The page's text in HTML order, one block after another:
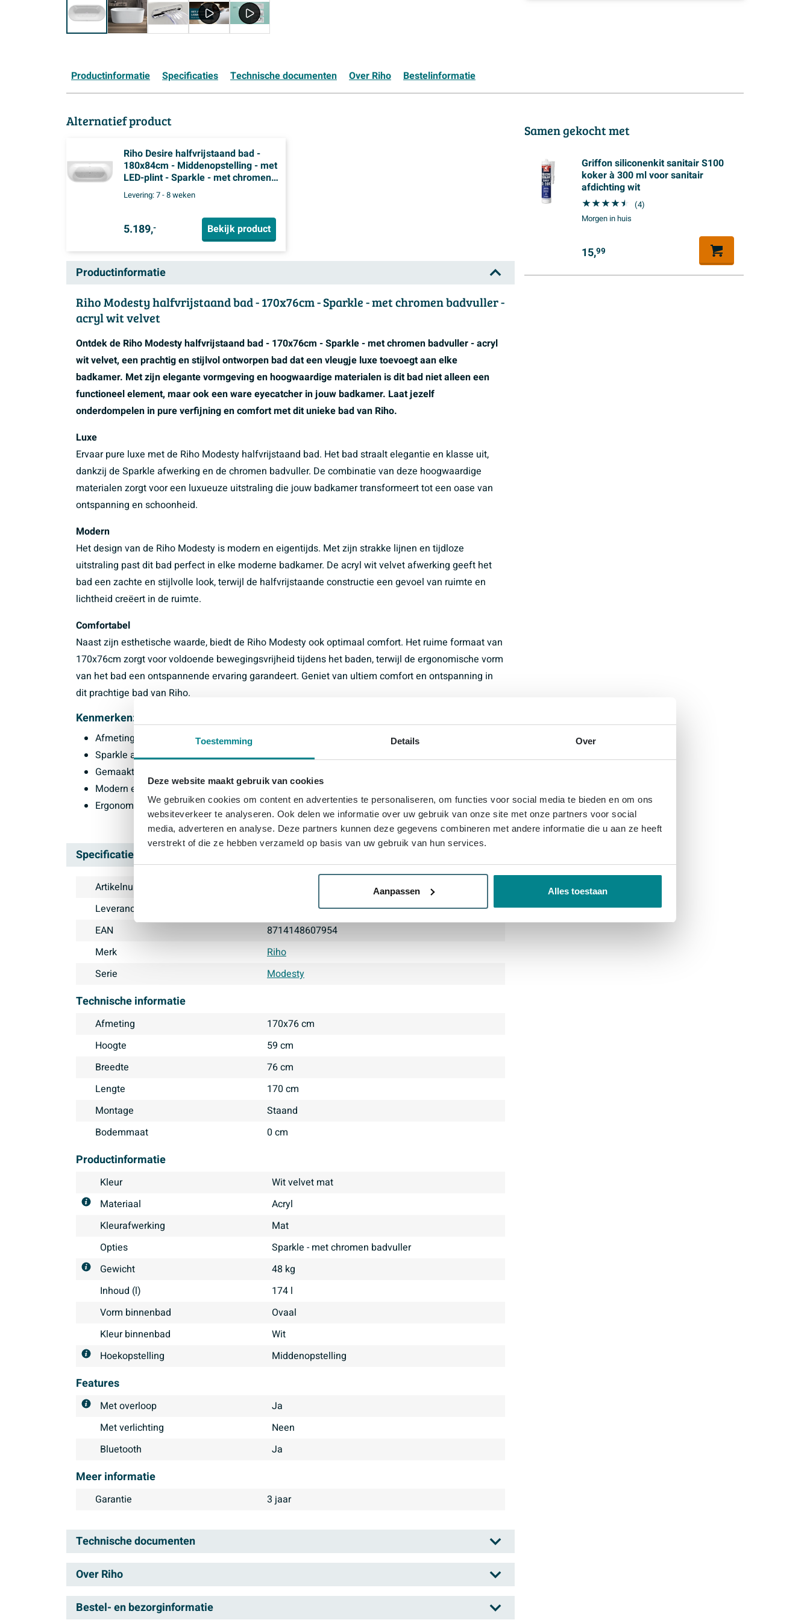
Toestemming Details Over
Deze website maakt gebruik van cookies
We gebruiken cookies om content en advertenties te personaliseren, om functies voor social media te bieden en om ons
websiteverkeer te analyseren. Ook delen we informatie over uw gebruik van onze site met onze partners voor social
media, adverteren en analyse. Deze partners kunnen deze gegevens combineren met andere informatie die u aan ze heeft
verstrekt of die ze hebben verzameld op basis van uw gebruik van hun services.
Aanpassen Alles toestaan
Productinformatie Specificaties Technische documenten Over Riho Bestelinformatie
Alternatief product
Riho Desire halfvrijstaand bad -
180x84cm - Middenopstelling - met
LED-plint - Sparkle - met chromen
badvuller - acryl wit velvet
Levering:7 - 8 weken
5.189,- Bekijk product
Productinformatie
Riho Modesty halfvrijstaand bad - 170x76cm - Sparkle - met chromen badvuller -
acryl wit velvet
Ontdek de Riho Modesty halfvrijstaand bad - 170x76cm - Sparkle - met chromen badvuller - acryl
wit velvet, een prachtig en stijlvol ontworpen bad dat een vleugje luxe toevoegt aan elke
badkamer. Met zijn elegante vormgeving en hoogwaardige materialen is dit bad niet alleen een
functioneel element, maar ook een ware eyecatcher in jouw badkamer. Laat jezelf
onderdompelen in pure verfijning en comfort met dit unieke bad van Riho.
Luxe
Ervaar pure luxe met de Riho Modesty halfvrijstaand bad. Het bad straalt elegantie en klasse uit,
dankzij de Sparkle afwerking en de chromen badvuller. De combinatie van deze hoogwaardige
materialen zorgt voor een luxueuze uitstraling die jouw badkamer transformeert tot een oase van
ontspanning en schoonheid.
Modern
Het design van de Riho Modesty is modern en eigentijds. Met zijn strakke lijnen en tijdloze
uitstraling past dit bad perfect in elke moderne badkamer. De acryl wit velvet afwerking geeft het
bad een zachte en stijlvolle look, terwijl de halfvrijstaande constructie een gevoel van ruimte en
lichtheid creëert in de ruimte.
Comfortabel
Naast zijn esthetische waarde, biedt de Riho Modesty ook optimaal comfort. Het ruime formaat van
170x76cm zorgt voor voldoende bewegingsvrijheid tijdens het baden, terwijl de ergonomische vorm
van het bad een ontspannende ervaring garandeert. Geniet van ultiem comfort en ontspanning in
dit prachtige bad van Riho.
Kenmerken:
Afmetingen: 170x76cm
Sparkle afwerking met chromen badvuller
Gemaakt van hoogwaardig acryl in wit velvet
Modern en eigentijds design
Ergonomische vorm voor optimaal comfort
Specificaties
Artikelnummer
Leveranciernummer
B090006105
EAN
8714148607954
Merk
Riho
Serie
Modesty
Technische informatie
Afmeting
170x76 cm
Hoogte
59 cm
Breedte
76 cm
Lengte
170 cm
Montage
staand
Bodemmaat
0 cm
Productinformatie
Kleur
Wit velvet mat
Materiaal
Acryl
Kleurafwerking
mat
Opties
Sparkle - met chromen badvuller
Gewicht
48 kg
Inhoud (l)
174 l
Vorm binnenbad
Ovaal
Kleur binnenbad
Wit
Hoekopstelling
Middenopstelling
Features
Met overloop
Ja
Met verlichting
Neen
Bluetooth
Ja
Meer informatie
Garantie 3 jaar
Technische documenten
Technische productinformatie
Technische productinformatie
Over Riho
Riho heeft een passie voor sanitair. Die is duidelijk te herkennen in de eigentijdse
Bestel- en bezorginformatie
Samen gekocht met
Griffon siliconenkit sanitair S100
koker à 300 ml voor sanitair
afdichting wit
(4)
Morgen in huis
15,99